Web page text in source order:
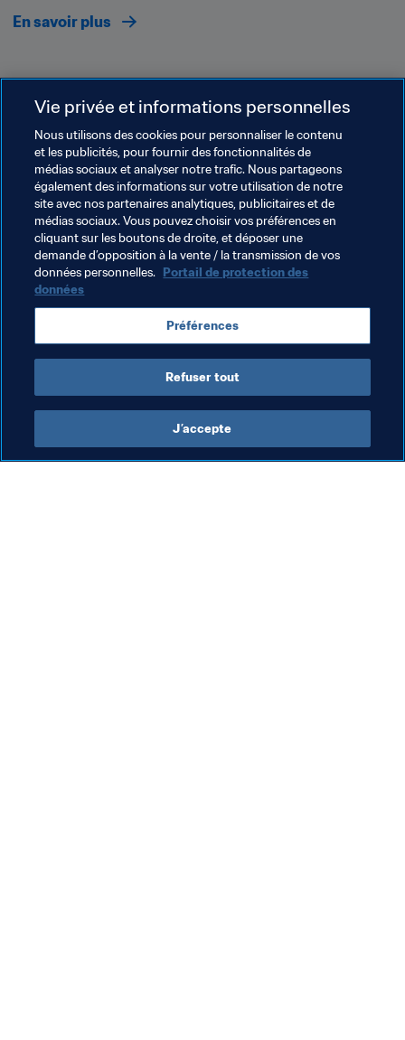
En savoir plus
Thèmes en lien
FIFA Forward Organisation
FIFA Forward
Vie privée et informations personnelles
Nous utilisons des cookies pour personnaliser le contenu
et les publicités, pour fournir des fonctionnalités de
médias sociaux et analyser notre trafic. Nous partageons
également des informations sur votre utilisation de notre
site avec nos partenaires analytiques, publicitaires et de
médias sociaux. Vous pouvez choisir vos préférences en
cliquant sur les boutons de droite, et déposer une
demande d’opposition à la vente / la transmission de vos
données personnelles. Portail de protection des
données
Préférences
Refuser tout
J’accepte